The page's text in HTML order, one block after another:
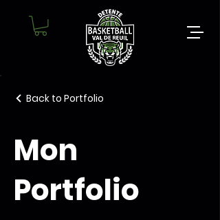
Back to Portfolio
Mon
Portfolio